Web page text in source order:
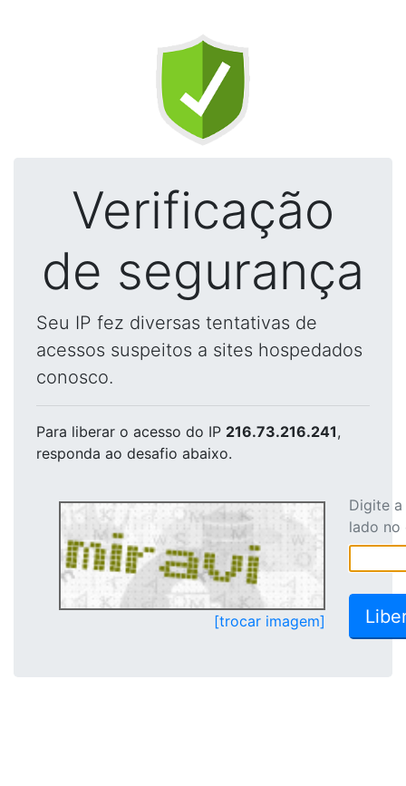
Verificação
de segurança
Seu IP fez diversas tentativas de
acessos suspeitos a sites hospedados
conosco.
Para liberar o acesso do IP 216.73.216.241,
responda ao desafio abaixo.
[trocar imagem]
Digite
lado no